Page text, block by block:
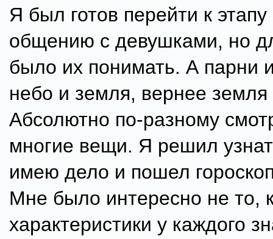
Я был готов перейти к
общению с девушками, но
было их понимать. А парни
небо и земля, вернее
Абсолютно по-разному
многие вещи. Я решил
имею дело и пошел
Мне было интересно не то,
характеристики у каждого